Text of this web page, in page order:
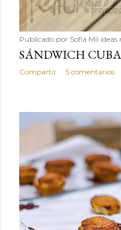
Publicado por Sofía Mil
SÁNDWICH
Compartir 5 comentarios